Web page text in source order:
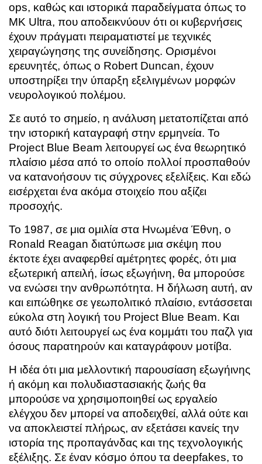
ops, καθώς και ιστορικά παραδείγματα όπως το
MK Ultra, που αποδεικνύουν ότι οι κυβερνήσεις
έχουν πράγματι πειραματιστεί με τεχνικές
χειραγώγησης της συνείδησης. Ορισμένοι
ερευνητές, όπως ο Robert Duncan, έχουν
υποστηρίξει την ύπαρξη εξελιγμένων μορφών
νευρολογικού πολέμου.
Σε αυτό το σημείο, η ανάλυση μετατοπίζεται από
την ιστορική καταγραφή στην ερμηνεία. Το
Project Blue Beam λειτουργεί ως ένα θεωρητικό
πλαίσιο μέσα από το οποίο πολλοί προσπαθούν
να κατανοήσουν τις σύγχρονες εξελίξεις. Και εδώ
εισέρχεται ένα ακόμα στοιχείο που αξίζει
προσοχής.
Το 1987, σε μια ομιλία στα Ηνωμένα Έθνη, ο
Ronald Reagan διατύπωσε μια σκέψη που
έκτοτε έχει αναφερθεί αμέτρητες φορές, ότι μια
εξωτερική απειλή, ίσως εξωγήινη, θα μπορούσε
να ενώσει την ανθρωπότητα. Η δήλωση αυτή, αν
και ειπώθηκε σε γεωπολιτικό πλαίσιο, εντάσσεται
εύκολα στη λογική του Project Blue Beam. Και
αυτό διότι λειτουργεί ως ένα κομμάτι του παζλ για
όσους παρατηρούν και καταγράφουν μοτίβα.
Η ιδέα ότι μια μελλοντική παρουσίαση εξωγήινης
ή ακόμη και πολυδιαστασιακής ζωής θα
μπορούσε να χρησιμοποιηθεί ως εργαλείο
ελέγχου δεν μπορεί να αποδειχθεί, αλλά ούτε και
να αποκλειστεί πλήρως, αν εξετάσει κανείς την
ιστορία της προπαγάνδας και της τεχνολογικής
εξέλιξης. Σε έναν κόσμο όπου τα deepfakes, το